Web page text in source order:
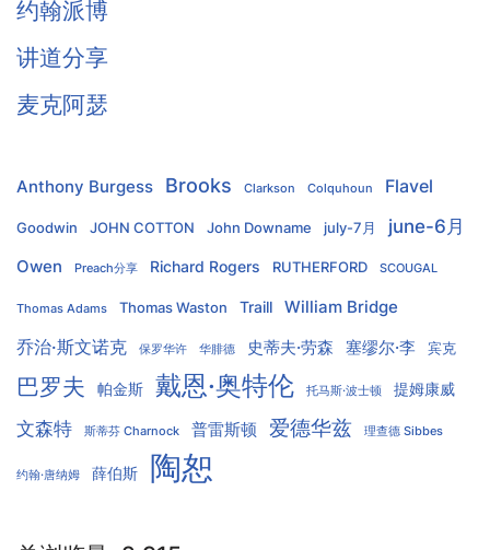
约翰派博
讲道分享
麦克阿瑟
Anthony Burgess Brooks Clarkson Colquhoun Flavel
Goodwin JOHN COTTON John Downame july-7月 june-6月
Owen Preach分享 Richard Rogers RUTHERFORD SCOUGAL
Thomas Adams Thomas Waston Traill William Bridge
乔治·斯文诺克 保罗华许 华腓德 史蒂夫·劳森 塞缪尔·李 宾克
巴罗夫 帕金斯 戴恩·奥特伦 托马斯·波士顿 提姆康威
文森特 斯蒂芬 Charnock 普雷斯顿 爱德华兹 理查德 Sibbes
约翰·唐纳姆 薛伯斯 陶恕